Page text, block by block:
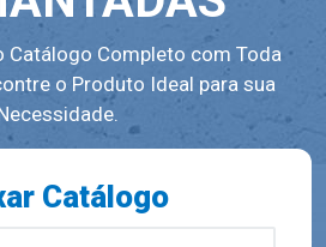
Catálogo Completo com Toda
o Produto Ideal para sua
Catálogo